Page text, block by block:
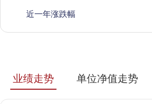
近一年涨跌幅
业绩走势 单位净值走势